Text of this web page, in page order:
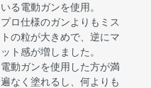
いる電動ガンを使用。
プロ仕様のガンよりもミス
トの粒が大きめで、逆にマ
ット感が増しました。
電動ガンを使用した方が満
遍なく塗れるし、何よりも